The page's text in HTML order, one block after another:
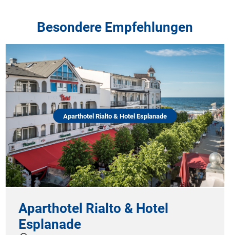
Besondere Empfehlungen
Aparthotel Rialto & Hotel Esplanade
Aparthotel Rialto & Hotel
Esplanade